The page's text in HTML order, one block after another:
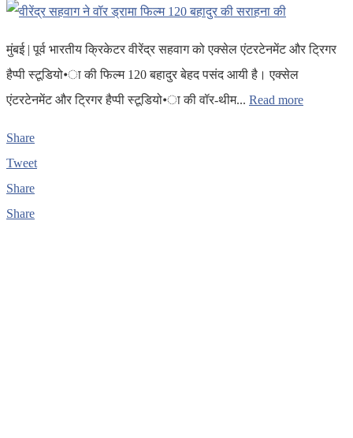
मुंबई | पूर्व भारतीय क्रिकेटर वीरेंद्र सहवाग को एक्सेल एंटरटेनमेंट और ट्रिगर
हैप्पी स्टूडियो•ा की फिल्म 120 बहादुर बेहद पसंद आयी है। एक्सेल
एंटरटेनमेंट और ट्रिगर हैप्पी स्टूडियो•ा की वॉर-थीम... Read more
Share
Tweet
Share
Share